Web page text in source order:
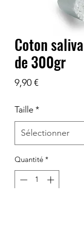
Coton
de 300gr
9,90 €Prix
Taille *
Quantité *